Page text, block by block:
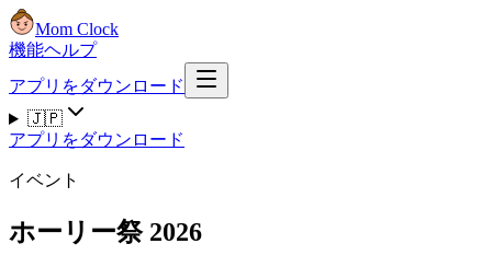
Mom Clock
機能ヘルプ
アプリをダウンロード
🇯🇵
アプリをダウンロード
イベント
ホーリー祭 2026